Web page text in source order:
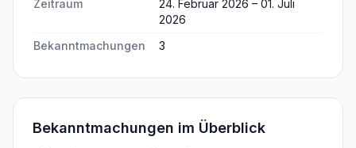
Zeitraum
24. Februar 2026 – 01. Juli
2026
Bekanntmachungen
3
Bekanntmachungen im Überblick